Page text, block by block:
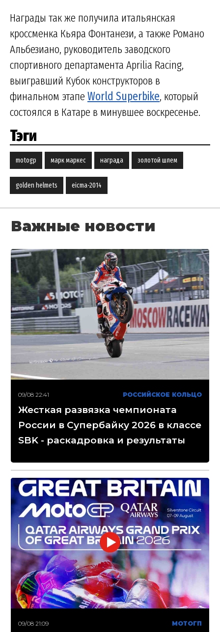
Награды так же получила итальянская
кроссменка Кьяра Фонтанези, а также Романо
Альбезиано, руководитель заводского
спортивного департамента Aprilia Racing,
выигравший Кубок конструкторов в
финальном этапе World Superbike, который
состоялся в Катаре в минувшее воскресенье.
Тэги
motogp марк маркес награда золотой шлем
golden helmets eicma-2014
Важные новости
09/08 22:41 РОССИЙСКОЕ КОЛЬЦО
Жесткая развязка чемпионата
России в Супербайку 2026 в классе
SBK - раскадровка и результаты
09/08 21:09 МОТОГП